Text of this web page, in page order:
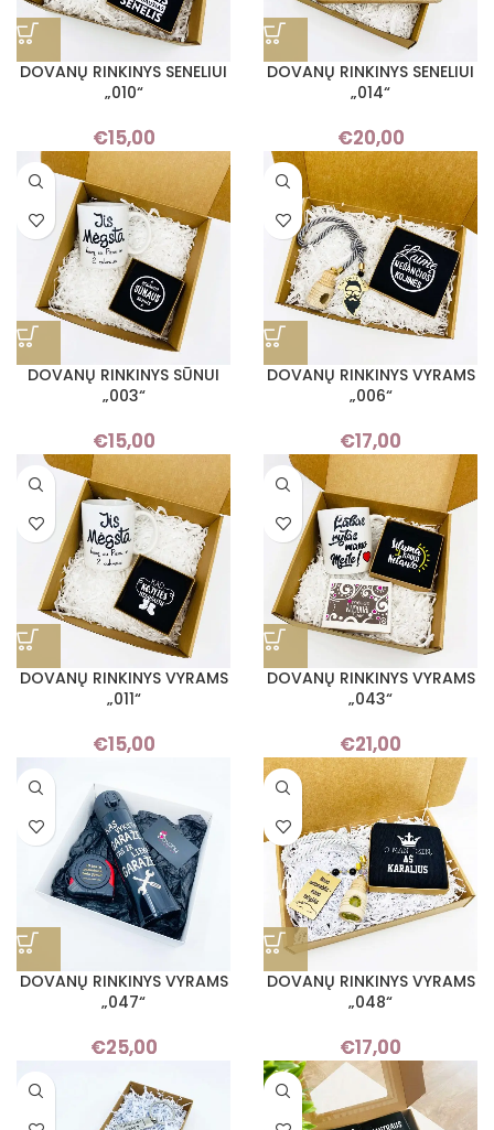
DOVANŲ RINKINYS SENELIUI
„010“
€15,00
DOVANŲ RINKINYS SENELIUI
„014“
€20,00
DOVANŲ RINKINYS SŪNUI
„003“
€15,00
DOVANŲ RINKINYS VYRAMS
„006“
€17,00
DOVANŲ RINKINYS VYRAMS
„011“
€15,00
DOVANŲ RINKINYS VYRAMS
„043“
€21,00
DOVANŲ RINKINYS VYRAMS
„047“
€25,00
DOVANŲ RINKINYS VYRAMS
„048“
€17,00